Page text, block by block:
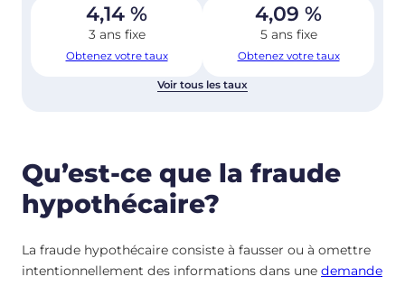
4,14 %
3 ans fixe
Obtenez votre taux
4,09 %
5 ans fixe
Obtenez votre taux
Voir tous les taux
Qu’est-ce que la fraude
hypothécaire?
La fraude hypothécaire consiste à fausser ou à omettre
intentionnellement des informations dans une demande